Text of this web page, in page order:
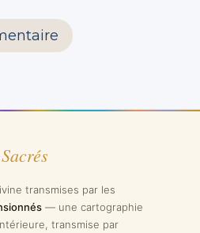
transmises par les
— une cartographie
transmise par